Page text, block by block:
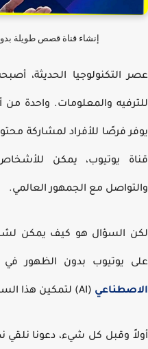
إنشاء قناة قصص طويلة بدون
التكنولوجيا الحديثة،
والمعلومات. واحدة من
فرصًا للأفراد لمشاركة
يوتيوب، يمكن للأشخاص
مع الجمهور العالمي.
السؤال هو كيف يمكن
يوتيوب بدون الظهور في
(AI) لتمكين هذا السيناريو المثير.
وقبل كل شيء، دعونا نلقي